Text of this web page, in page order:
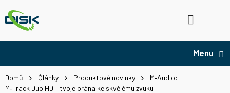
na
obsah
Domů Články Produktové novinky
M‑Audio:
M‑Track Duo HD – tvoje brána ke skvělému zvuku